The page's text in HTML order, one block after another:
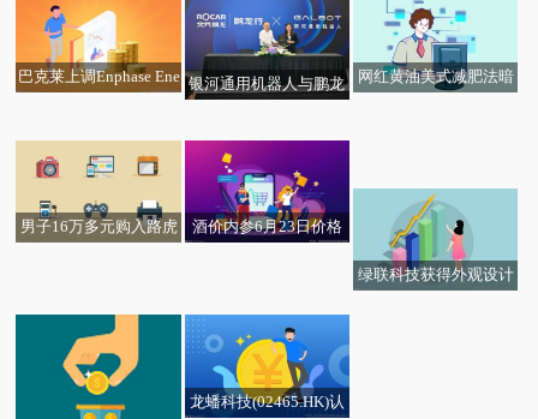
给予“买入”评级
巴克莱上调Enphase Ene 银河通用机器人与鹏龙
作，共创具身智能+汽车
流通融合发展新范式
网红黄油美式减肥法暗
6.33%，报6.41港元，成
交额2435.88万港元
男子16万多元购入路虎
原本1万多元购置税可能
要翻倍，4S店：等待沟
通结果
酒价内参6月23日价格
股
绿联科技获得外观设计
龙蟠科技(02465.HK)认